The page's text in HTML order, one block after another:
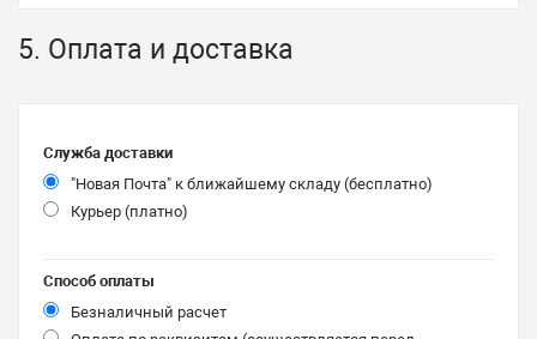
5. Оплата и доставка
Служба доставки
"Новая Почта" к ближайшему складу (бесплатно)
Курьер (платно)
Способ оплаты
Безналичный расчет